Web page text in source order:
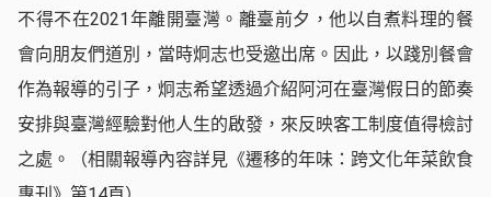
不得不在2021年離開臺灣。離臺前夕，他以自煮料理的餐
會向朋友們道別，當時炯志也受邀出席。因此，以踐別餐會
作為報導的引子，炯志希望透過介紹阿河在臺灣假日的節奏
安排與臺灣經驗對他人生的啟發，來反映客工制度值得檢討
之處。（相關報導內容詳見《遷移的年味：跨文化年菜飲食